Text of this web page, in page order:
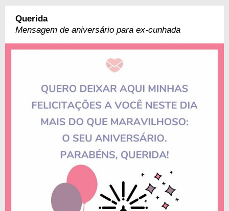
Querida
Mensagem de aniversário para ex-cunhada